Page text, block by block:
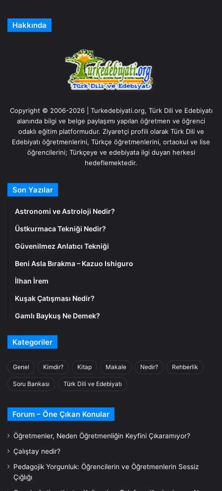
Hakkında
Copyright © 2006-2026 | Turkedebiyati.org, Türk Dili ve Edebiyatı
alanında bilgi ve belge paylaşımı yapılan öğretmen ve öğrenci
odaklı eğitim platformudur. Ziyaretçi profili olarak Türk Dili ve
Edebiyatı öğretmenlerini, Türkçe öğretmenlerini, ortaokul ve lise
öğrencilerini; Türkçeye ve edebiyata ilgi duyan herkesi
hedeflemektedir.
Son Yazılar
Astronomi ve Astroloji Nedir?
Üstkurmaca Tekniği Nedir?
Güvenilmez Anlatıcı Tekniği
Beni Asla Bırakma – Kazuo Ishiguro
İlhan İrem
Kuşak Çatışması Nedir?
Gamlı Baykuş Ne Demek?
Kategoriler
Genel Kimdir? Kitap Makale Nedir? Rehberlik
Soru Bankası Türk Dili ve Edebiyatı
Forum – Öne Çıkan Konular
Öğretmenler, Neden Öğretmenliğin Keyfini Çıkaramıyor?
Çalıştay nedir?
Pedagojik Yorgunluk: Öğrencilerin ve Öğretmenlerin Sessiz
Çığlığı